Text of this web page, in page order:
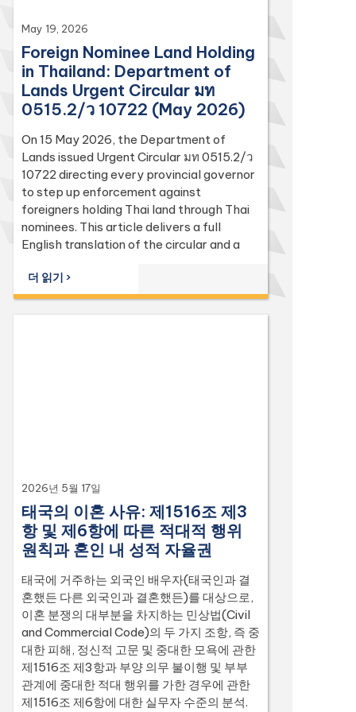
May 19, 2026
Foreign Nominee Land Holding
in Thailand: Department of
Lands Urgent Circular มท
0515.2/ว 10722 (May 2026)
On 15 May 2026, the Department of
Lands issued Urgent Circular มท 0515.2/ว
10722 directing every provincial governor
to step up enforcement against
foreigners holding Thai land through Thai
nominees. This article delivers a full
English translation of the circular and a
(Sections 74, 86, 94, 96 bis, 97, 98, 111,
112, 113) and the Penal Code (Sections 137
and 267) it relies on, with the leading
더 읽기 ›
2026년 5월 17일
태국의 이혼 사유: 제1516조 제3
항 및 제6항에 따른 적대적 행위
원칙과 혼인 내 성적 자율권
태국에 거주하는 외국인 배우자(태국인과 결
혼했든 다른 외국인과 결혼했든)를 대상으로,
이혼 분쟁의 대부분을 차지하는 민상법(Civil
and Commercial Code)의 두 가지 조항, 즉 중
대한 피해, 정신적 고문 및 중대한 모욕에 관한
제1516조 제3항과 부양 의무 불이행 및 부부
관계에 중대한 적대 행위를 가한 경우에 관한
제1516조 제6항에 대한 실무자 수준의 분석.